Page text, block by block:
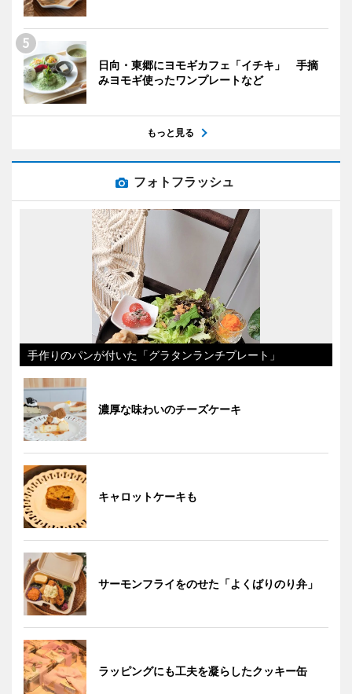
日向・東郷にヨモギカフェ「イチキ」 手摘
みヨモギ使ったワンプレートなど
もっと見る
フォトフラッシュ
手作りのパンが付いた「グラタンランチプレート」
濃厚な味わいのチーズケーキ
キャロットケーキも
サーモンフライをのせた「よくばりのり弁」
ラッピングにも工夫を凝らしたクッキー缶